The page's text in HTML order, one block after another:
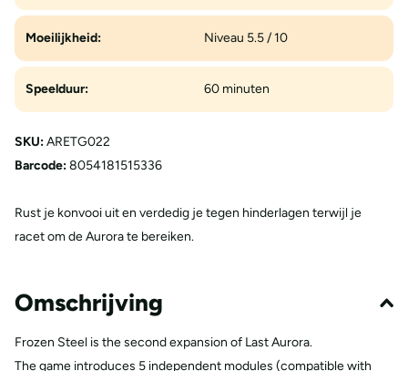
Moeilijkheid: Niveau 5.5 / 10
Speelduur: 60 minuten
SKU:ARETG022
Barcode:8054181515336
Rust je konvooi uit en verdedig je tegen hinderlagen terwijl je
racet om de Aurora te bereiken.
Omschrijving
Frozen Steel is the second expansion of Last Aurora.
The game introduces 5 independent modules (compatible with